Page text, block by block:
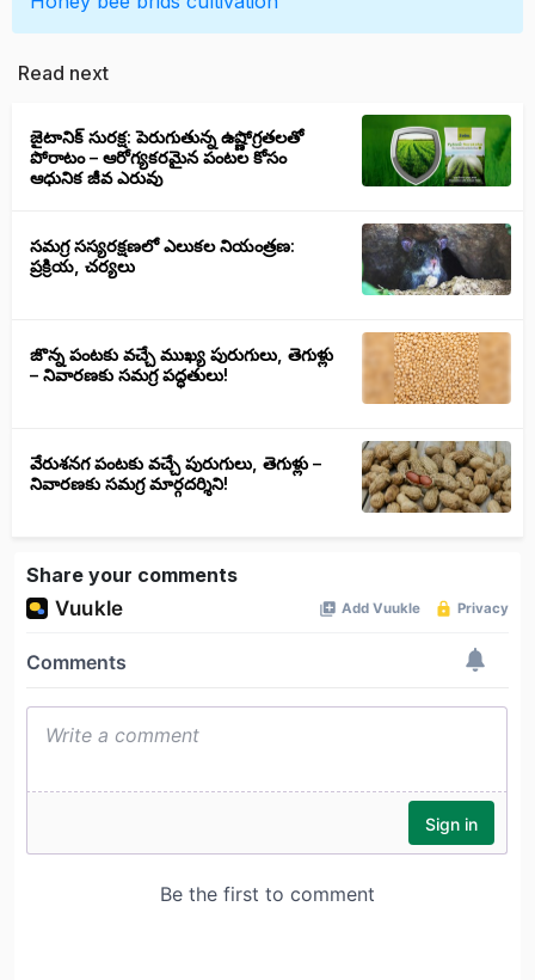
Read next
జైటానిక్ సురక్ష: పెరుగుతున్న ఉష్ణోగ్రతలతో
పోరాటం – ఆరోగ్యకరమైన పంటల కోసం
ఆధునిక జీవ ఎరువు
సమగ్ర సస్యరక్షణలో ఎలుకల నియంత్రణ:
ప్రక్రియ, చర్యలు
జొన్న పంటకు వచ్చే ముఖ్య పురుగులు, తెగుళ్లు
– నివారణకు సమగ్ర పద్ధతులు!
వేరుశనగ పంటకు వచ్చే పురుగులు, తెగుళ్లు –
నివారణకు సమగ్ర మార్గదర్శిని!
Share your comments